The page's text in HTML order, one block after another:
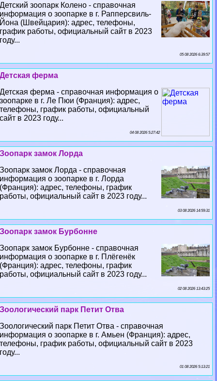
Детский зоопарк Колено - справочная
информация о зоопарке в г. Рапперсвиль-
Йона (Швейцария): адрес, телефоны,
график работы, официальный сайт в 2023
году...
05 08 2026 6:39:57
Детская ферма
Детская ферма - справочная информация о
зоопарке в г. Ле Пюи (Франция): адрес,
телефоны, график работы, официальный
сайт в 2023 году...
04 08 2026 5:27:42
Зоопарк замок Лорда
Зоопарк замок Лорда - справочная
информация о зоопарке в г. Лорда
(Франция): адрес, телефоны, график
работы, официальный сайт в 2023 году...
03 08 2026 14:59:31
Зоопарк замок Бурбонне
Зоопарк замок Бурбонне - справочная
информация о зоопарке в г. Плёгенёк
(Франция): адрес, телефоны, график
работы, официальный сайт в 2023 году...
02 08 2026 13:43:25
Зоологический парк Петит Отва
Зоологический парк Петит Отва - справочная
информация о зоопарке в г. Амьен (Франция): адрес,
телефоны, график работы, официальный сайт в 2023
году...
01 08 2026 5:13:21